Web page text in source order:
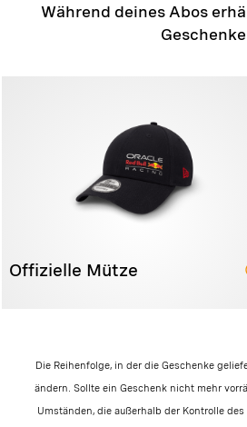
Während deines Abos
Geschenke
Offizielle Mütze
Die Reihenfolge, in der die Geschenke
ändern. Sollte ein Geschenk nicht mehr
Umständen, die außerhalb der Kontrolle